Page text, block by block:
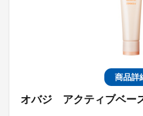
商品詳
オバジ アクティブベー